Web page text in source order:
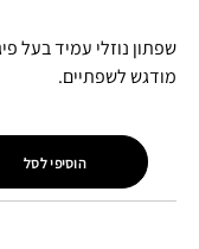
שפתון נוזלי עמיד בעל
מודגש לשפתיים.
הוסיפי לסל